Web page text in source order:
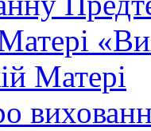
Матері